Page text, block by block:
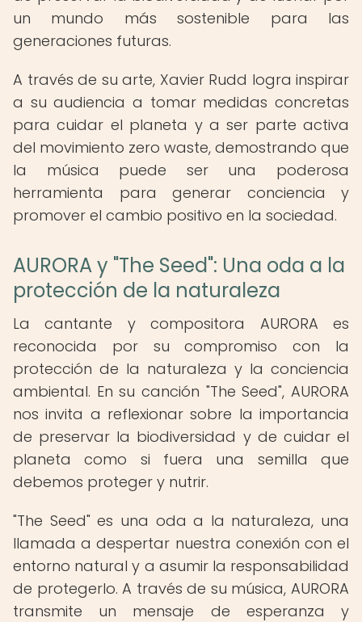
un mundo más sostenible para las
generaciones futuras.
A través de su arte, Xavier Rudd logra inspirar
a su audiencia a tomar medidas concretas
para cuidar el planeta y a ser parte activa
del movimiento zero waste, demostrando que
la música puede ser una poderosa
herramienta para generar conciencia y
promover el cambio positivo en la sociedad.
AURORA y "The Seed": Una oda a la
protección de la naturaleza
La cantante y compositora AURORA es
reconocida por su compromiso con la
protección de la naturaleza y la conciencia
ambiental. En su canción "The Seed", AURORA
nos invita a reflexionar sobre la importancia
de preservar la biodiversidad y de cuidar el
planeta como si fuera una semilla que
debemos proteger y nutrir.
"The Seed" es una oda a la naturaleza, una
llamada a despertar nuestra conexión con el
entorno natural y a asumir la responsabilidad
de protegerlo. A través de su música, AURORA
transmite un mensaje de esperanza y